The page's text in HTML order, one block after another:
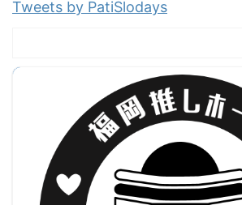
Tweets by PatiSlodays